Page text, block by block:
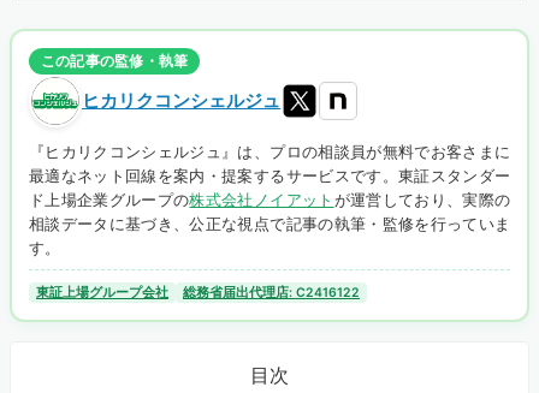
この記事の監修・執筆
ヒカリクコンシェルジュ
『ヒカリクコンシェルジュ』は、プロの相談員が無料でお客さまに
最適なネット回線を案内・提案するサービスです。東証スタンダー
ド上場企業グループの株式会社ノイアット が運営しており、実際の
相談データに基づき、公正な視点で記事の執筆・監修を行っていま
す。
東証上場グループ会社 総務省届出代理店: C2416122
目次